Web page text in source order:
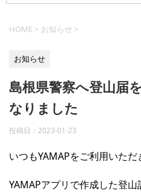
HOME > お知らせ >
お知らせ
島根県警察へ登山届
なりました
投稿日： 2023-01-23
いつもYAMAPをご利用いただ
YAMAPアプリで作成した登